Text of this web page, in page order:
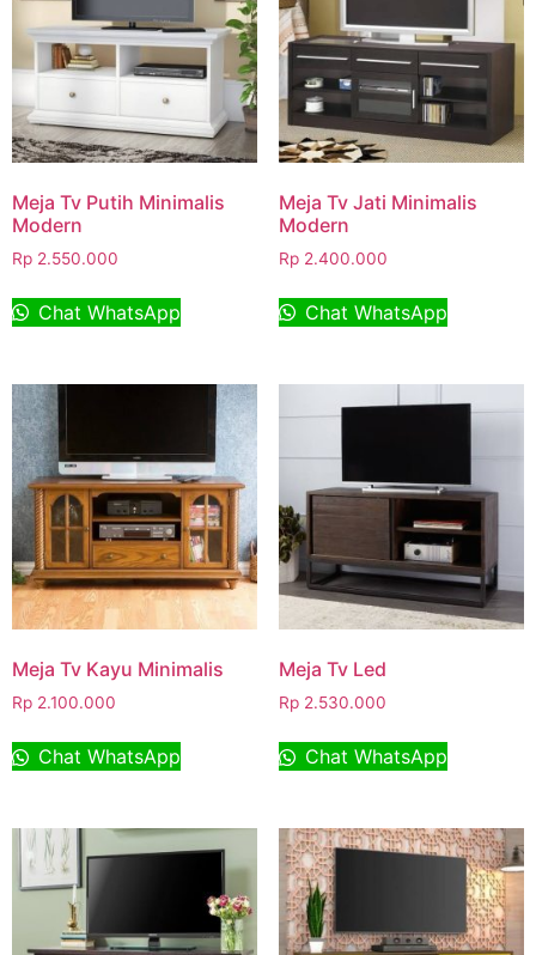
Meja Tv Putih Minimalis
Modern
Rp 2.550.000
Chat WhatsApp
Meja Tv Jati Minimalis
Modern
Rp2.400.000
Chat WhatsApp
Meja Tv Kayu Minimalis
Rp 2.100.000
Chat WhatsApp
Meja Tv Led
Rp2.530.000
Chat WhatsApp